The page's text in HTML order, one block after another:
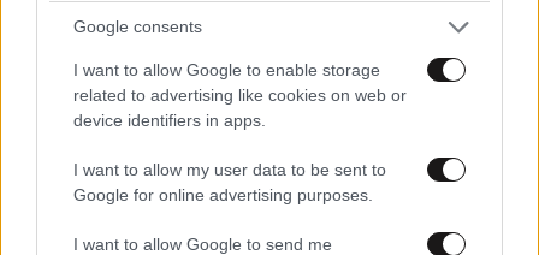
Google consents
I want to allow Google to enable storage
related to advertising like cookies on web or
device identifiers in apps.
I want to allow my user data to be sent to
Google for online advertising purposes.
I want to allow Google to send me
TRENDING